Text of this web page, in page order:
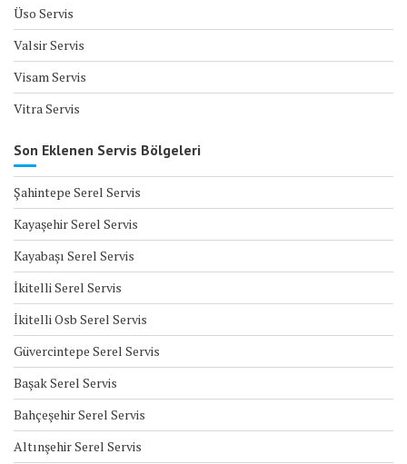
Üso Servis
Valsir Servis
Visam Servis
Vitra Servis
Son Eklenen Servis Bölgeleri
Şahintepe Serel Servis
Kayaşehir Serel Servis
Kayabaşı Serel Servis
İkitelli Serel Servis
İkitelli Osb Serel Servis
Güvercintepe Serel Servis
Başak Serel Servis
Bahçeşehir Serel Servis
Altınşehir Serel Servis